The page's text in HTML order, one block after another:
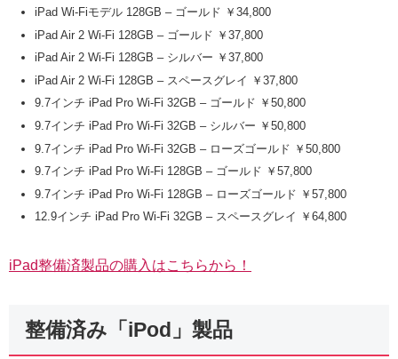
iPad Wi-Fiモデル 128GB – ゴールド ￥34,800
iPad Air 2 Wi-Fi 128GB – ゴールド ￥37,800
iPad Air 2 Wi-Fi 128GB – シルバー ￥37,800
iPad Air 2 Wi-Fi 128GB – スペースグレイ ￥37,800
9.7インチ iPad Pro Wi-Fi 32GB – ゴールド ￥50,800
9.7インチ iPad Pro Wi-Fi 32GB – シルバー ￥50,800
9.7インチ iPad Pro Wi-Fi 32GB – ローズゴールド ￥50,800
9.7インチ iPad Pro Wi-Fi 128GB – ゴールド ￥57,800
9.7インチ iPad Pro Wi-Fi 128GB – ローズゴールド ￥57,800
12.9インチ iPad Pro Wi-Fi 32GB – スペースグレイ ￥64,800
iPad整備済製品の購入はこちらから！
整備済み「iPod」製品